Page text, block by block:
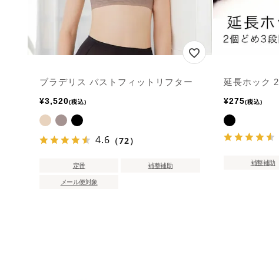
ブラデリス バストフィットリフター
¥3,520 税込
4.6 （72）
定番 補整補助
メール便対象
延長ホック
¥275 税込
補整補助